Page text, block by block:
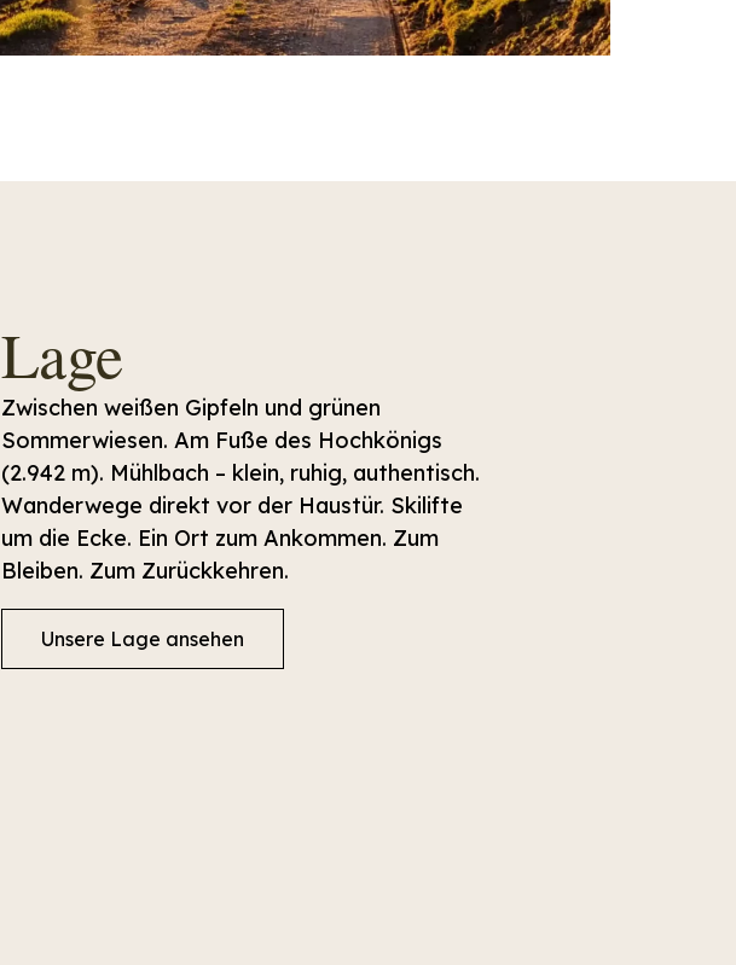
Lage
Zwischen weißen Gipfeln und grünen
Sommerwiesen. Am Fuße des Hochkönigs
(2.942 m). Mühlbach – klein, ruhig, authentisch.
Wanderwege direkt vor der Haustür. Skilifte
um die Ecke. Ein Ort zum Ankommen. Zum
Bleiben. Zum Zurückkehren.
Unsere Lage ansehen